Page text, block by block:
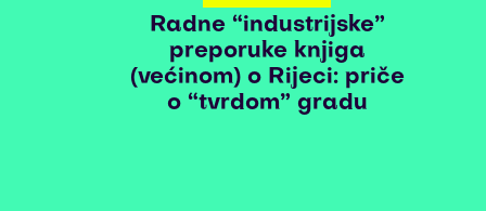
Radne “industrijske”
preporuke knjiga
(većinom) o Rijeci: priče
o “tvrdom” gradu